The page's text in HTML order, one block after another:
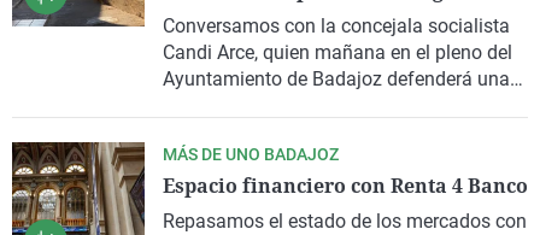
La rosa de los vientos
Gente viajera
Caso
Retornados
Extremadura
Galicia
País Vasco
Virales
Televisión
Conversamos con la concejala socialista
Candi Arce, quien mañana en el pleno del
Ayuntamiento de Badajoz defenderá una
accesibilidad de la barriada de Santa
Engracia-UVA-800
MÁS DE UNO BADAJOZ
Espacio financiero con Renta 4 Banco
Repasamos el estado de los mercados con